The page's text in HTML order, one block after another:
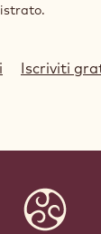
Iscriviti